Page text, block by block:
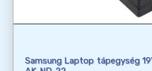
Samsung Laptop tápegység